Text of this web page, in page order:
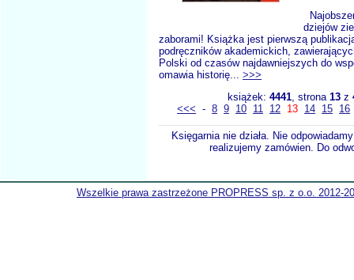
dziejów
zaborami! Książka jest pierwszą
podręczników akademickich,
Polski od czasów najdawniejszych do
omawia historię... >>>
książek: 4441, strona 13 z
<<< - 8 9 10 11 12 13 14 15 16
Księgarnia nie działa. Nie
realizujemy zamówien. Do
Wszelkie prawa zastrzeżone PROPRESS sp. z o.o. 2012-